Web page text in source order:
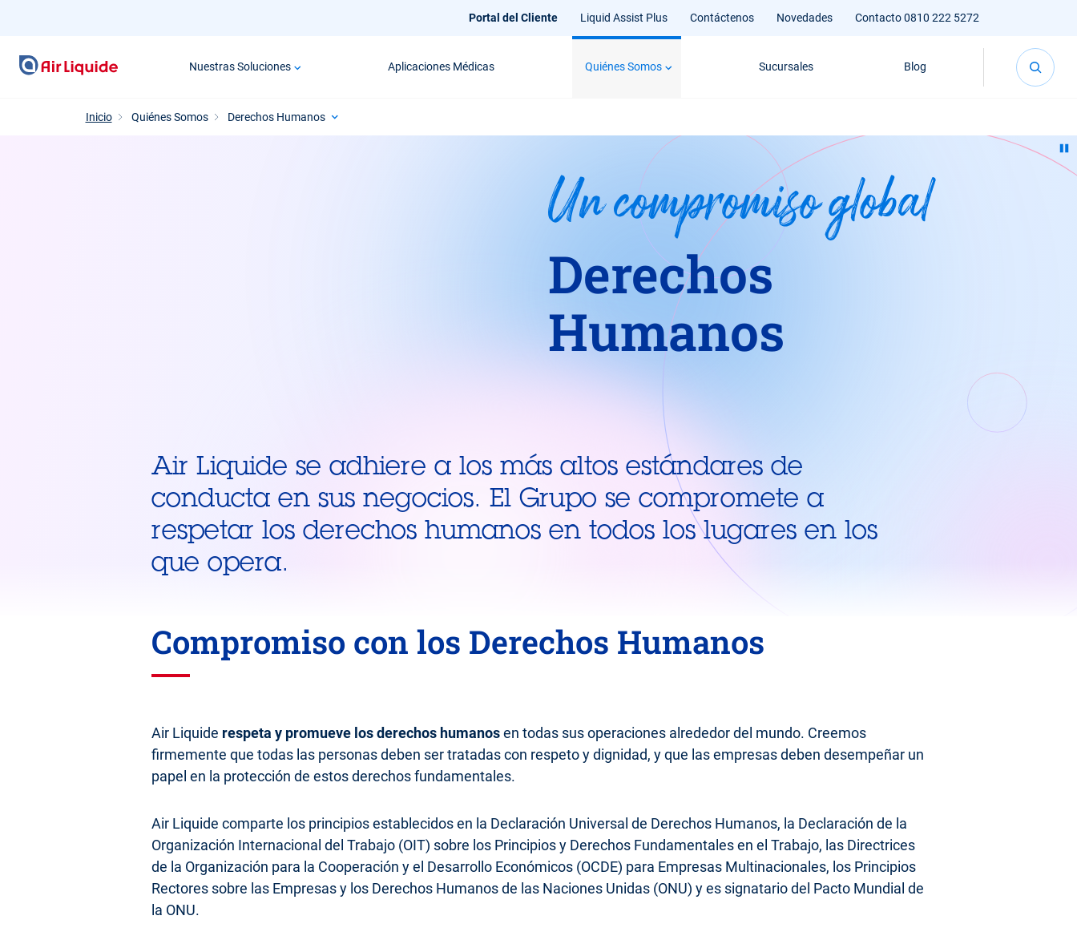
contenido
principal
Portal del Cliente Liquid Assist Plus Contáctenos Novedades Contacto 0810 222 5272
Nuestras Soluciones Aplicaciones Médicas Quiénes Somos Sucursales Blog
Inicio Quiénes Somos Derechos Humanos
Un compromiso global
Derechos
Humanos
Air Liquide se adhiere a los más altos estándares de
conducta en sus negocios. El Grupo se compromete a
respetar los derechos humanos en todos los lugares en los
que opera.
Compromiso con los Derechos Humanos
Air Liquide respeta y promueve los derechos humanosen todas sus operaciones alrededor del mundo. Creemos
firmemente que todas las personas deben ser tratadas con respeto y dignidad, y que las empresas deben desempeñar un
papel en la protección de estos derechos fundamentales.
Air Liquide comparte los principios establecidos en la Declaración Universal de Derechos Humanos, la Declaración de la
Organización Internacional del Trabajo (OIT) sobre los Principios y Derechos Fundamentales en el Trabajo, las Directrices
de la Organización para la Cooperación y el Desarrollo Económicos (OCDE) para Empresas Multinacionales, los Principios
Rectores sobre las Empresas y los Derechos Humanos de las Naciones Unidas (ONU) y es signatario del Pacto Mundial de
la ONU.